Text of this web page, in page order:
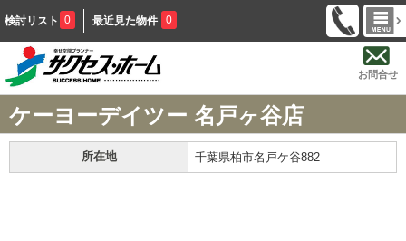
検討リスト 0 最近見た物件 0
お問合せ
ケーヨーデイツー 名戸ヶ谷店
所在地 千葉県柏市名戸ケ谷882